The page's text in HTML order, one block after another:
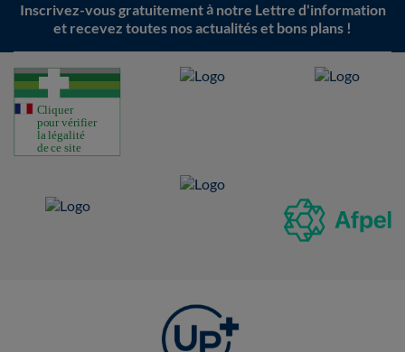
Inscrivez-vous gratuitement à notre Lettre d'information
et recevez toutes nos actualités et bons plans !